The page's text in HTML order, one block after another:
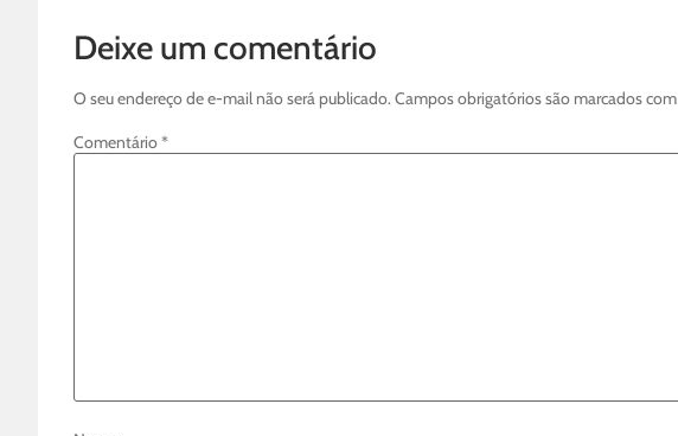
Deixe um comentário
O seu endereço de e-mail não será publicado.Campos obrigatórios são marcados com
Comentário*